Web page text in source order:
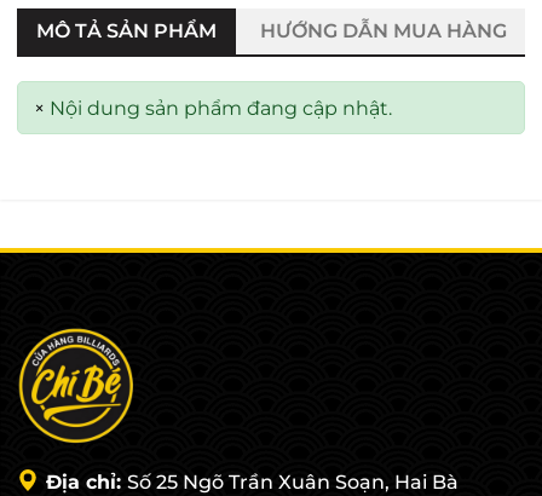
MÔ TẢ SẢN PHẨM HƯỚNG DẪN MUA HÀNG
× Nội dung sản phẩm đang cập nhật.
Địa chỉ: Số 25 Ngõ Trần Xuân Soạn, Hai Bà